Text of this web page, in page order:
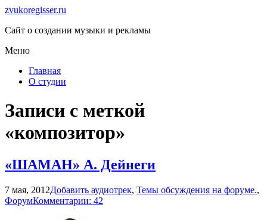
zvukoregisser.ru
Сайт о создании музыки и рекламы
Меню
Главная
О студии
Записи с меткой
«композитор»
«ШАМАН» А. Дейнеги
7 мая, 2012Добавить аудиотрек, Темы обсуждения на форуме.,
ФорумКомментарии: 42